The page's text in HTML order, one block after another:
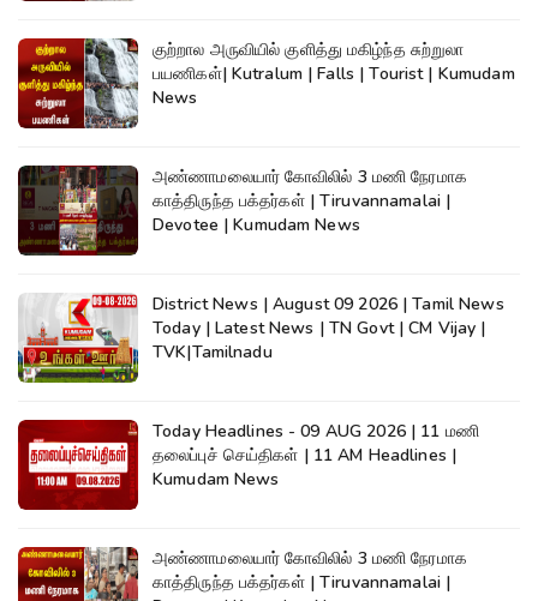
குற்றால அருவியில் குளித்து மகிழ்ந்த சுற்றுலா
பயணிகள்| Kutralum | Falls | Tourist | Kumudam
News
அண்ணாமலையார் கோவிலில் 3 மணி நேரமாக
காத்திருந்த பக்தர்கள் | Tiruvannamalai |
Devotee | Kumudam News
District News | August 09 2026 | Tamil News
Today | Latest News | TN Govt | CM Vijay |
TVK|Tamilnadu
Today Headlines - 09 AUG 2026 | 11 மணி
தலைப்புச் செய்திகள் | 11 AM Headlines |
Kumudam News
அண்ணாமலையார் கோவிலில் 3 மணி நேரமாக
காத்திருந்த பக்தர்கள் | Tiruvannamalai |